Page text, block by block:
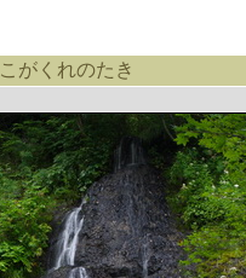
こがくれのたき